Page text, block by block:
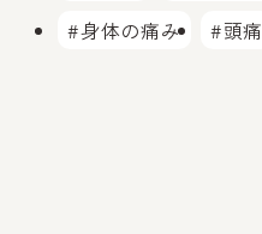
#身体の痛み
#頭痛